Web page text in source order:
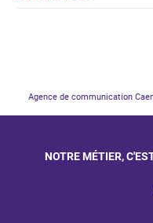
Agence de communication
NOTRE MÉTIER,